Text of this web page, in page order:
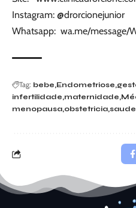
Instagram: @drorcionejunior
Whatsapp: wa.me/message/
Tag: bebe Endometriose
infertilidade maternidade
menopausa obstetricia